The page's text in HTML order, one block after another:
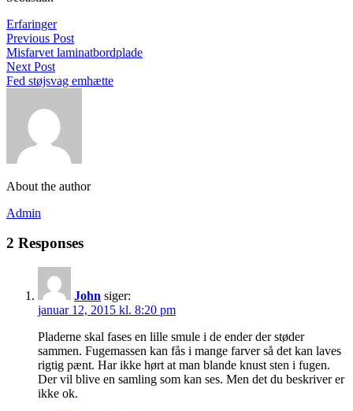
Erfaringer
Previous Post
Misfarvet laminatbordplade
Next Post
Fed støjsvag emhætte
About the author
Admin
2 Responses
John siger:
januar 12, 2015 kl. 8:20 pm
Pladerne skal fases en lille smule i de ender der støder
sammen. Fugemassen kan fås i mange farver så det kan laves
rigtig pænt. Har ikke hørt at man blande knust sten i fugen.
Der vil blive en samling som kan ses. Men det du beskriver er
ikke ok.